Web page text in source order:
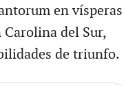
en vísperas
Carolina del Sur,
de triunfo.